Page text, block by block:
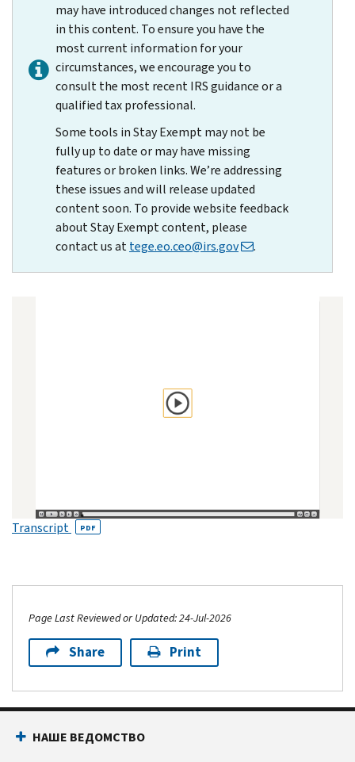
may have introduced changes not reflected
in this content. To ensure you have the
most current information for your
circumstances, we encourage you to
consult the most recent IRS guidance or a
qualified tax professional.
Some tools in Stay Exempt may not be
fully up to date or may have missing
features or broken links. We’re addressing
these issues and will release updated
content soon. To provide website feedback
about Stay Exempt content, please
contact us attege.eo.ceo@irs.gov .
Transcript PDF
Page Last Reviewed or Updated: 24-Jul-2026
Share Print
НАШЕ ВЕДОМСТВО